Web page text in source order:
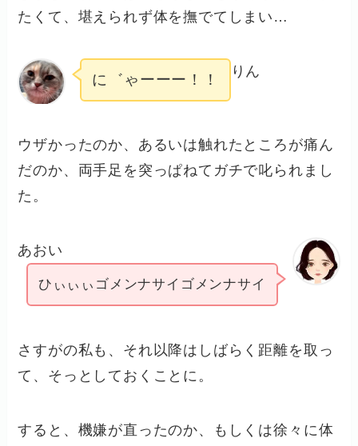
たくて、堪えられず体を撫でてしまい…
りん
に゛ゃーーー！！
ウザかったのか、あるいは触れたところが痛ん
だのか、両手足を突っぱねてガチで叱られまし
た。
あおい
ひぃぃぃゴメンナサイゴメンナサイ
さすがの私も、それ以降はしばらく距離を取っ
て、そっとしておくことに。
すると、機嫌が直ったのか、もしくは徐々に体